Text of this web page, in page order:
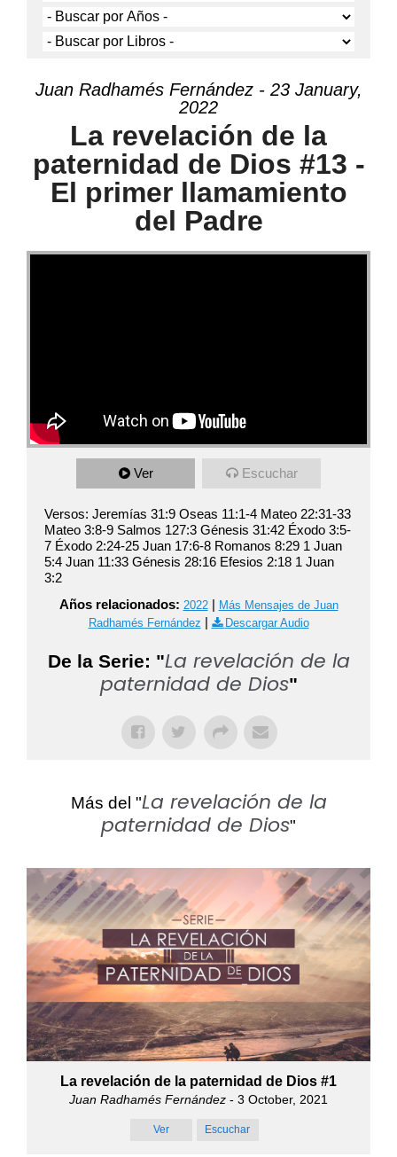
Juan Radhamés Fernández - 23 January,
2022
La revelación de la
paternidad de Dios #13 -
El primer llamamiento
del Padre
Ver Escuchar
Versos: Jeremías 31:9 Oseas 11:1-4 Mateo 22:31-33
Mateo 3:8-9 Salmos 127:3 Génesis 31:42 Éxodo 3:5-
7 Éxodo 2:24-25 Juan 17:6-8 Romanos 8:29 1 Juan
5:4 Juan 11:33 Génesis 28:16 Efesios 2:18 1 Juan
3:2
Años relacionados: 2022| Más Mensajes de Juan
Radhamés Fernández | Descargar Audio
De la Serie: "La revelación de la
paternidad de Dios"
Más del "La revelación de la
paternidad de Dios"
La revelación de la paternidad de Dios #1
Juan Radhamés Fernández - 3 October, 2021
Ver Escuchar